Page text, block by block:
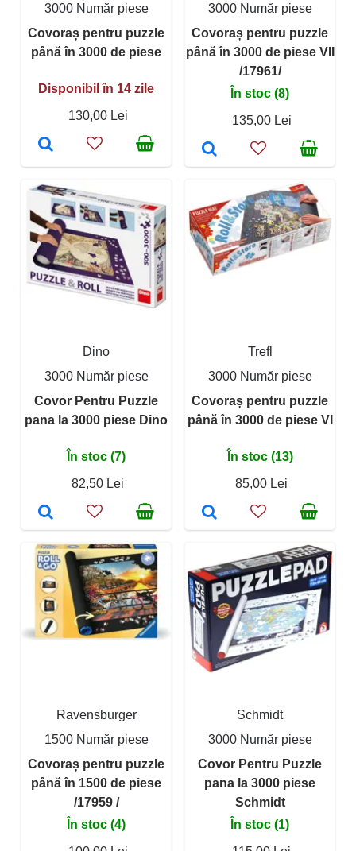
3000 Număr piese
Covoraș pentru puzzle
până în 3000 de piese
Disponibil în 14 zile
130,00 Lei
3000 Număr piese
Covoraș pentru puzzle
până în 3000 de piese VII
/17961/
În stoc (8)
135,00 Lei
Dino
3000 Număr piese
Covor Pentru Puzzle
pana la 3000 piese Dino
În stoc (7)
82,50 Lei
Trefl
3000 Număr piese
Covoraș pentru puzzle
până în 3000 de piese VI
În stoc (13)
85,00 Lei
Ravensburger
1500 Număr piese
Covoraș pentru puzzle
până în 1500 de piese
/17959 /
În stoc (4)
Schmidt
3000 Număr piese
Covor Pentru Puzzle
pana la 3000 piese
Schmidt
În stoc (1)